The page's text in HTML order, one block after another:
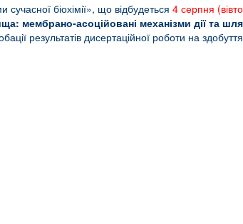
біохімії», що відбудеться 4 серпня
мембрано‑асоційовані механізми дії та
результатів дисертаційної роботи на